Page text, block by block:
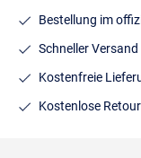
Bestellung im
Schneller
Kostenfreie
Kostenlose